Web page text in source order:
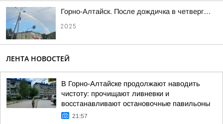
Горно-Алтайск. После дождичка в четверг…
20:25
ЛЕНТА НОВОСТЕЙ
В Горно-Алтайске продолжают наводить
чистоту: прочищают ливневки и
восстанавливают остановочные павильоны
21:57